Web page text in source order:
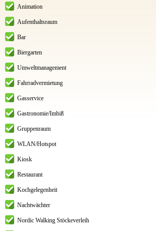
Animation
Aufenthaltsraum
Bar
Biergarten
Umweltmanagement
Fahrradvermietung
Gasservice
Gastronomie/Imbiß
Gruppenraum
WLAN/Hotspot
Kiosk
Restaurant
Kochgelegenheit
Nachtwächter
Nordic Walking Stöckeverleih